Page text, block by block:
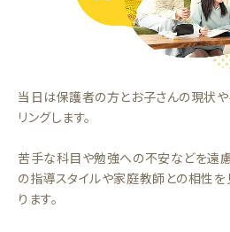
当日は保護者の方とお子さんの現状
リングします。
苦手な科目や勉強への不安などを遠
の指導スタイルや家庭教師との相性
ります。